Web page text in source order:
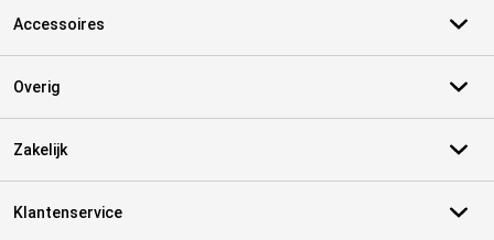
Accessoires
Overig
Zakelijk
Klantenservice